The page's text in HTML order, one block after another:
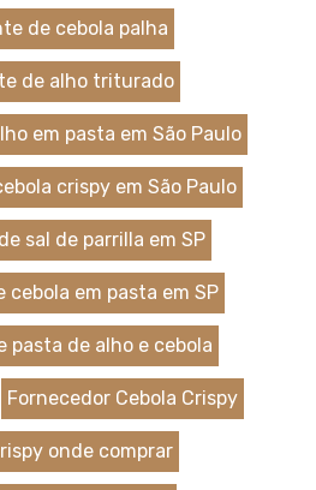
de cebola palha
de alho triturado
em pasta em São Paulo
crispy em São Paulo
sal de parrilla em SP
cebola em pasta em SP
pasta de alho e cebola
Fornecedor Cebola Crispy
onde comprar